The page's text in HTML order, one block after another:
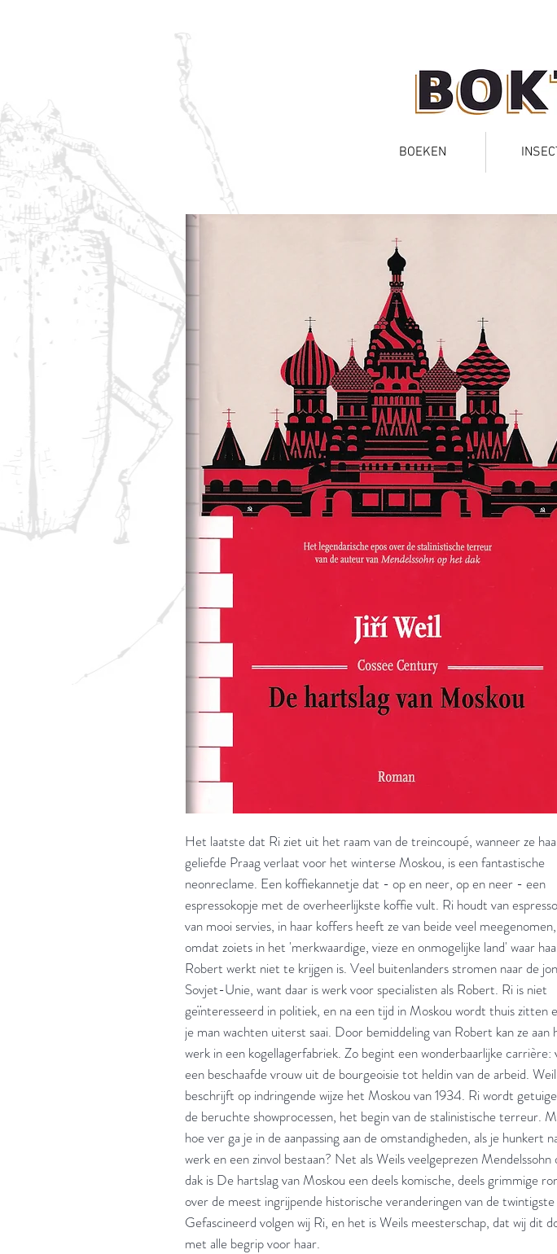
BOEKEN
Het laatste dat Ri ziet uit het raam van de treincoupé, wanneer ze
geliefde Praag verlaat voor het winterse Moskou, is een fantastische
neonreclame. Een koffiekannetje dat - op en neer, op en neer - een
espressokopje met de overheerlijkste koffie vult. Ri houdt van
van mooi servies, in haar koffers heeft ze van beide veel meegenomen,
omdat zoiets in het 'merkwaardige, vieze en onmogelijke land' waar
Robert werkt niet te krijgen is. Veel buitenlanders stromen naar de
Sovjet-Unie, want daar is werk voor specialisten als Robert. Ri is niet
geïnteresseerd in politiek, en na een tijd in Moskou wordt thuis zitten
je man wachten uiterst saai. Door bemiddeling van Robert kan ze aan
werk in een kogellagerfabriek. Zo begint een wonderbaarlijke carrière:
een beschaafde vrouw uit de bourgeoisie tot heldin van de arbeid. Weil
beschrijft op indringende wijze het Moskou van 1934. Ri wordt
de beruchte showprocessen, het begin van de stalinistische terreur.
hoe ver ga je in de aanpassing aan de omstandigheden, als je hunkert
werk en een zinvol bestaan? Net als Weils veelgeprezen Mendelssohn
dak is De hartslag van Moskou een deels komische, deels grimmige
over de meest ingrijpende historische veranderingen van de twintigste
Gefascineerd volgen wij Ri, en het is Weils meesterschap, dat wij dit
met alle begrip voor haar.